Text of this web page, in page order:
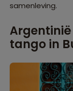
samenleving.
tango in